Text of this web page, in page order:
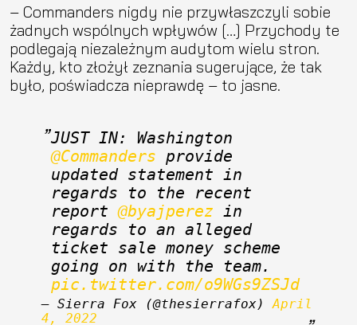
– Commanders nigdy nie przywłaszczyli sobie
żadnych wspólnych wpływów […] Przychody te
podlegają niezależnym audytom wielu stron.
Każdy, kto złożył zeznania sugerujące, że tak
było, poświadcza nieprawdę – to jasne.
@Commanders provide
updated statement in
regards to the recent
report @byajperez in
regards to an alleged
ticket sale money scheme
pic.twitter.com/o9WGs9ZSJd
— Sierra Fox (@thesierrafox) April
4, 2022